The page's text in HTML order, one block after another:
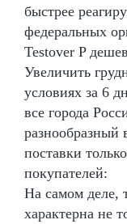
быстрее
федеральных
Testover P
Увеличить
условиях за 6
все города
поставки
покупателей:
На самом деле,
характерна не